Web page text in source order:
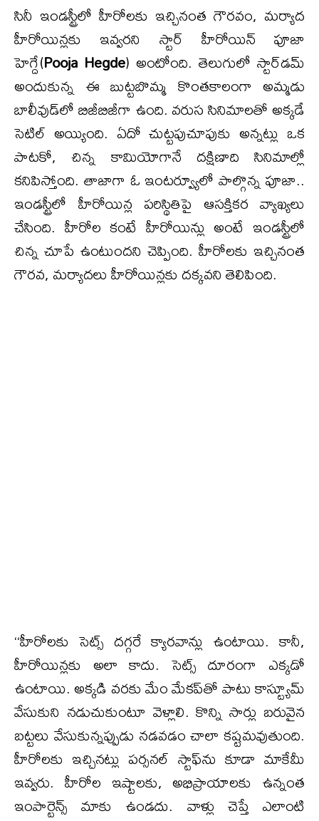
సినీ ఇండస్ట్రీలో హీరోలకు ఇచ్చినంత గౌరవం, మర్యాద
హీరోయిన్లకు ఇవ్వరని స్టార్ హీరోయిన్ పూజా
హెగ్దే(Pooja Hegde) అంటోంది. తెలుగులో స్టార్‌డమ్
అందుకున్న ఈ బుట్టబొమ్మ కొంతకాలంగా అమ్మడు
బాలీవుడ్‌లో బిజీబిజీగా ఉంది. వరుస సినిమాలతో అక్కడే
సెటిల్ అయ్యింది. ఏదో చుట్టపుచూపుకు అన్నట్లు ఒక
పాటకో, చిన్న కామియోగానే దక్షిణాది సినిమాల్లో
కనిపిస్తోంది. తాజాగా ఓ ఇంటర్వ్యూలో పాల్గొన్న పూజా..
ఇండస్ట్రీలో హీరోయిన్ల పరిస్థితిపై ఆసక్తికర వ్యాఖ్యలు
చేసింది. హీరోల కంటే హీరోయిన్లు అంటే ఇండస్ట్రీలో
చిన్న చూపే ఉంటుందని చెప్పింది. హీరోలకు ఇచ్చినంత
గౌరవ, మర్యాదలు హీరోయిన్లకు దక్కవని తెలిపింది.
‘‘హీరోలకు సెట్స్ దగ్గరే క్యారవాన్లు ఉంటాయి. కానీ,
హీరోయిన్లకు అలా కాదు. సెట్స్ దూరంగా ఎక్కడో
ఉంటాయి. అక్కడి వరకు మేం మేకప్‌తో పాటు కాస్ట్యూమ్
వేసుకుని నడుచుకుంటూ వెళ్లాలి. కొన్ని సార్లు బరువైన
బట్టలు వేసుకున్నప్పుడు నడవడం చాలా కష్టమవుతుంది.
హీరోలకు ఇచ్చినట్లు పర్సనల్ స్టాఫ్‌ను కూడా మాకేమీ
ఇవ్వరు. హీరోల ఇష్టాలకు, అభిప్రాయాలకు ఉన్నంత
ఇంపార్టెన్స్ మాకు ఉండదు. వాళ్లు చెప్తే ఎలాంటి